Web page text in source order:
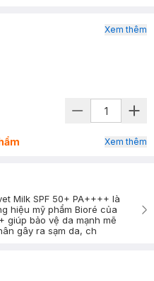
Xem thêm
Xem thêm
Milk SPF 50+ PA++++ là
hiệu mỹ phẩm Bioré của
giúp bảo vệ da mạnh mẽ
gây ra sạm da, ch